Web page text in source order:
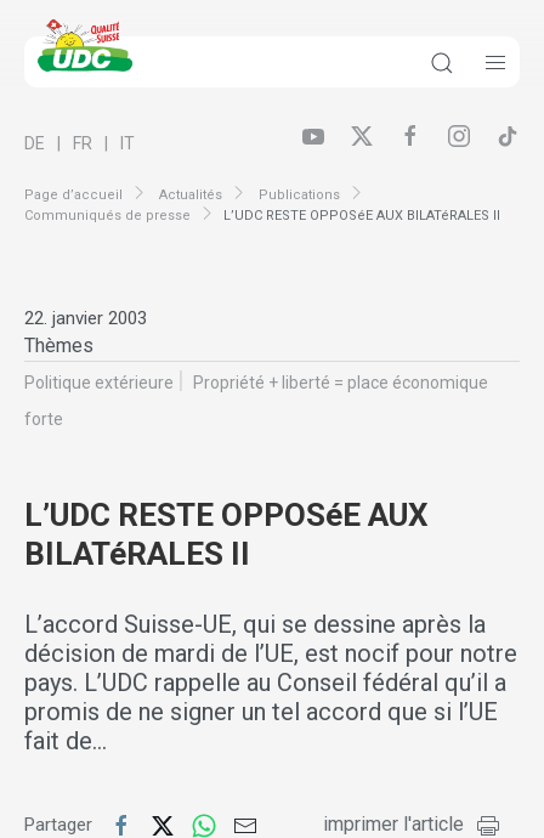
Page d’accueil Actualités
Publications
Communiqués de presse
L’UDC RESTE OPPOSéE AUX BILATéRALES II
DE FR IT
22. janvier 2003
Thèmes
Politique extérieure
Propriété + liberté = place économique
forte
L’UDC RESTE OPPOSéE AUX
BILATéRALES II
L’accord Suisse-UE, qui se dessine après la
décision de mardi de l’UE, est nocif pour notre
pays. L’UDC rappelle au Conseil fédéral qu’il a
promis de ne signer un tel accord que si l’UE
fait de…
Partager imprimer l'article